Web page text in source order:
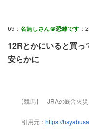
69： 名無しさん＠恐縮です ：
12Rとかにいると買っ
安らかに
【競馬】 JRAの厩舎火
引用元： https://